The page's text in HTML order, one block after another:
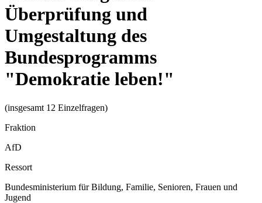
Überprüfung und
Umgestaltung des
Bundesprogramms
"Demokratie leben!"
(insgesamt 12 Einzelfragen)
Fraktion
AfD
Ressort
Bundesministerium für Bildung, Familie, Senioren, Frauen und
Jugend